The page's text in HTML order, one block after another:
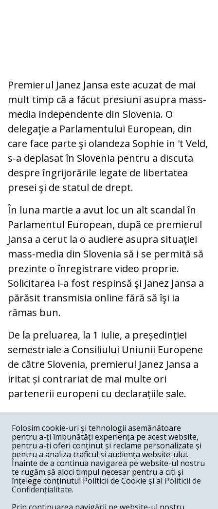
Premierul Janez Jansa este acuzat de mai
mult timp că a făcut presiuni asupra mass-
media independente din Slovenia. O
delegaţie a Parlamentului European, din
care face parte şi olandeza Sophie in 't Veld,
s-a deplasat în Slovenia pentru a discuta
despre îngrijorările legate de libertatea
presei şi de statul de drept.
În luna martie a avut loc un alt scandal în
Parlamentul European, după ce premierul
Jansa a cerut la o audiere asupra situaţiei
mass-media din Slovenia să i se permită să
prezinte o înregistrare video proprie.
Solicitarea i-a fost respinsă şi Janez Jansa a
părăsit transmisia online fără să îşi ia
rămas bun.
De la preluarea, la 1 iulie, a președinției
semestriale a Consiliului Uniunii Europene
de către Slovenia, premierul Janez Jansa a
iritat și contrariat de mai multe ori
partenerii europeni cu declarațiile sale.
COMENTARII
Nume
Email
Folosim cookie-uri și tehnologii asemănătoare
pentru a-ți îmbunătăți experiența pe acest website,
pentru a-ți oferi conținut și reclame personalizate și
pentru a analiza traficul și audiența website-ului.
Înainte de a continua navigarea pe website-ul nostru
te rugăm să aloci timpul necesar pentru a citi și
înțelege conținutul Politicii de Cookie și al Politicii de
Confidențialitate.